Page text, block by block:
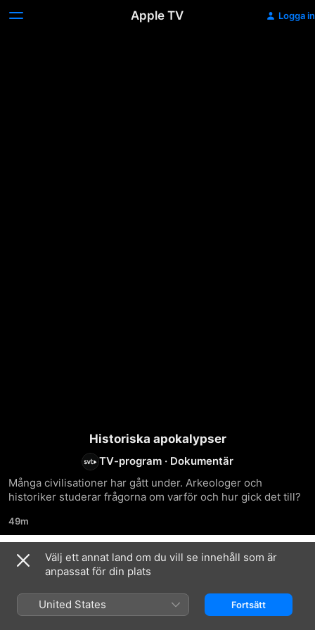
Apple TV Logga in
Historiska apokalypser
TV-program · Dokumentär
Många civilisationer har gått under. Arkeologer och
historiker studerar frågorna om varför och hur gick det till?
49m
Säsong 1
Välj ett annat land om du vill se innehåll som är
anpassat för din plats
United States Fortsätt